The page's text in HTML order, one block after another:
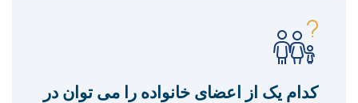
کدام یک از اعضای خانواده را می توان در